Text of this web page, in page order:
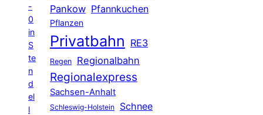
-
0
in
S
te
n
d
el
l
Pankow Pfannkuchen
Pflanzen
Privatbahn RE3
Regen Regionalbahn
Regionalexpress
Sachsen-Anhalt
Schleswig-Holstein Schnee